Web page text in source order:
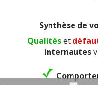
Synthèse de
Qualitéset
internautes